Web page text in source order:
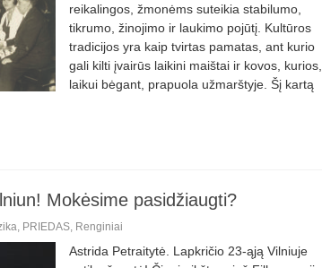
reikalingos, žmonėms suteikia stabilumo,
tikrumo, žinojimo ir laukimo pojūtį. Kultūros
tradicijos yra kaip tvirtas pamatas, ant kurio
gali kilti įvairūs laikini maištai ir kovos, kurios,
laikui bėgant, prapuola užmarštyje. Šį kartą
Mokėsime pasidžiaugti?
PRIEDAS, Renginiai
Astrida Petraitytė. Lapkričio 23-ąją Vilniuje